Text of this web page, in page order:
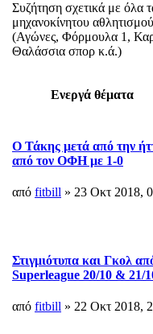
Συζήτηση σχετικά με όλα
μηχανοκίνητου αθλητισμού
(Αγώνες, Φόρμουλα 1,
Θαλάσσια σπορ κ.ά.)
Ενεργά θέματα
Ο Τάκης μετά από την
από τον ΟΦΗ με 1-0
από fitbill » 23 Οκτ 2018,
Στιγμιότυπα και Γκολ
Superleague 20/10 & 21/
από fitbill » 22 Οκτ 2018,